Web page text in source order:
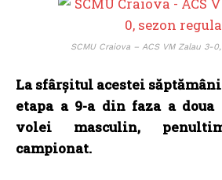
SCMU Craiova – ACS VM Zalau 3-
La sfârșitul acestei
etapa a 9-a din faza a
volei masculin,
campionat.